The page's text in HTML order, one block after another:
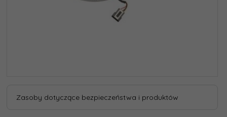
Zasoby dotyczące bezpieczeństwa i produktów